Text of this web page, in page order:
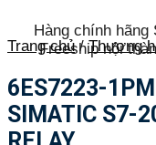
Hàng chính hãng
Freeship nội
Trang chủ / Thương
6ES7223-
SIMATIC S7-